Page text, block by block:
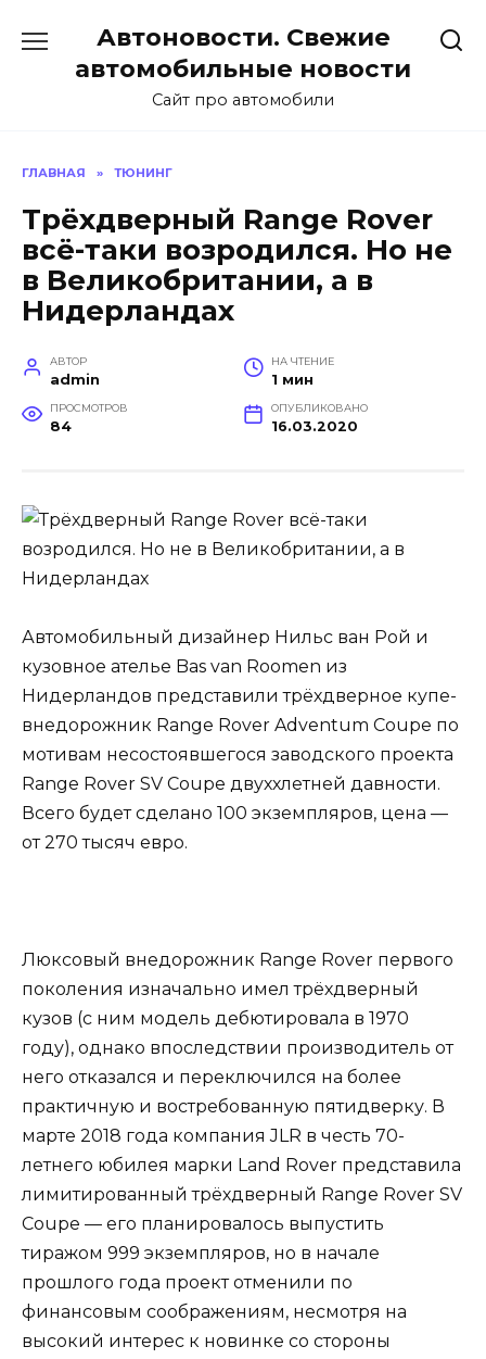
содержанию
Автоновости. Свежие
автомобильные новости
Сайт про автомобили
ГЛАВНАЯ » ТЮНИНГ
Трёхдверный Range Rover
всё-таки возродился. Но не
в Великобритании, а в
Нидерландах
АВТОР
admin
НА ЧТЕНИЕ
1 мин
ПРОСМОТРОВ
84
ОПУБЛИКОВАНО
16.03.2020
Автомобильный дизайнер Нильс ван Рой и
кузовное ателье Bas van Roomen из
Нидерландов представили трёхдверное купе-
внедорожник Range Rover Adventum Coupe по
мотивам несостоявшегося заводского проекта
Range Rover SV Coupe двуххлетней давности.
Всего будет сделано 100 экземпляров, цена —
от 270 тысяч евро.
Люксовый внедорожник Range Rover первого
поколения изначально имел трёхдверный
кузов (с ним модель дебютировала в 1970
году), однако впоследствии производитель от
него отказался и переключился на более
практичную и востребованную пятидверку. В
марте 2018 года компания JLR в честь 70-
летнего юбилея марки Land Rover представила
лимитированный трёхдверный Range Rover SV
Coupe — его планировалось выпустить
тиражом 999 экземпляров, но в начале
прошлого года проект отменили по
финансовым соображениям, несмотря на
высокий интерес к новинке со стороны